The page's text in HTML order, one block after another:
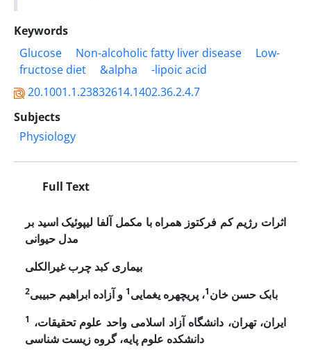
Keywords
Glucose
Non-alcoholic fatty liver disease
Low-
fructose diet
&‌‌alpha
-lipoic acid
20.1001.1.23832614.1402.36.2.4.7
Subjects
Physiology
Full Text
اثرات رژیم کم فرکتوز همراه با مکمل آلفا لیپوئیک اسید بر
مدل حیوانی
بیماری کبد چرب غیرالکلی
بابک حسن خان1، پریچهره یغمایی1 و آزاده ابراهیم حبیبی2
1
دانشکده علوم پایه، گروه زیست شناسی